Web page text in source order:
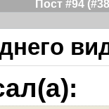
Пост #94